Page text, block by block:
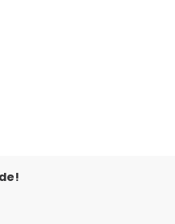
Dolce - Caleçon Plus